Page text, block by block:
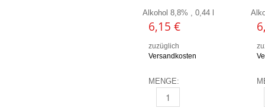
Alkohol 8,8% , 0,44 l
6,15 €
zuzüglich
Versandkosten
MENGE:
CAMBA - TALLIN MENGE